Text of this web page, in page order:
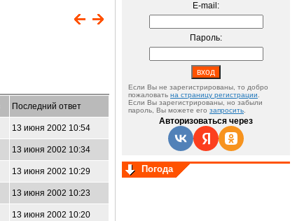
Последний ответ
13 июня 2002 10:54
13 июня 2002 10:34
13 июня 2002 10:29
13 июня 2002 10:23
13 июня 2002 10:20
E-mail:
Пароль:
Если Вы не зарегистрированы, то добро
пожаловать на страницу регистрации
Если Вы зарегистрированы, но забыли
пароль, Вы можете его запросить
Авторизоваться через
Погода